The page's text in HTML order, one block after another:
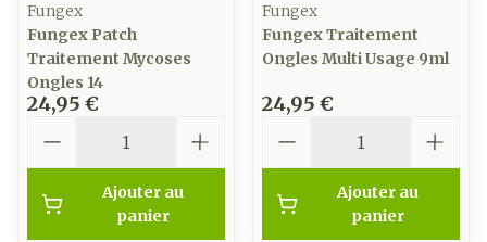
Fungex
Fungex Patch
Traitement Mycoses
Ongles 14
24,95 €
Ajouter au
panier
Fungex
Fungex Traitement
Ongles Multi Usage 9ml
24,95 €
Ajouter au
panier